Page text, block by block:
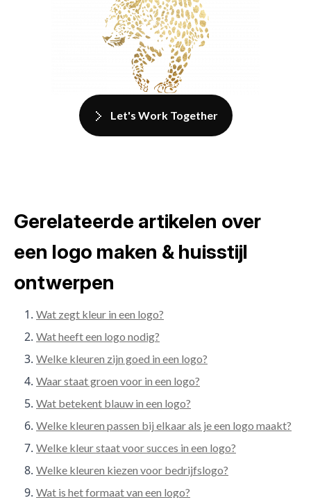
Let's Work Together
Gerelateerde artikelen over
een logo maken & huisstijl
ontwerpen
Wat zegt kleur in een logo?
Wat heeft een logo nodig?
Welke kleuren zijn goed in een logo?
Waar staat groen voor in een logo?
Wat betekent blauw in een logo?
Welke kleuren passen bij elkaar als je een logo maakt?
Welke kleur staat voor succes in een logo?
Welke kleuren kiezen voor bedrijfslogo?
Wat is het formaat van een logo?